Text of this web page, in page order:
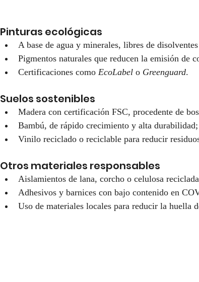
Pinturas ecológicas
A base de agua y minerales, libres de
Pigmentos naturales que reducen la emisión de
Certificaciones como EcoLabel o Greenguard.
Suelos sostenibles
Madera con certificación FSC, procedente de
Bambú, de rápido crecimiento y alta durabilidad;
Vinilo reciclado o reciclable para reducir
Otros materiales responsables
Aislamientos de lana, corcho o celulosa
Adhesivos y barnices con bajo contenido en
Uso de materiales locales para reducir la huella